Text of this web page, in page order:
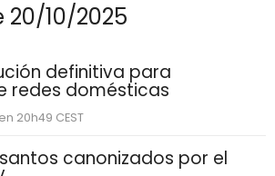
20/10/2025
definitiva para
redes domésticas
20h49 CEST
canonizados por el